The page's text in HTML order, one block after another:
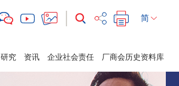
简
研究 资讯 企业社会责任 厂商会历史资料库